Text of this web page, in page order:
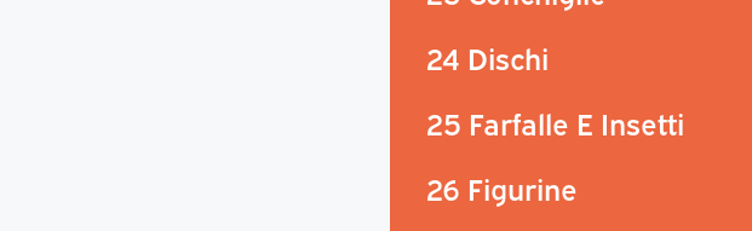
24 Dischi
25 Farfalle E Insetti
26 Figurine